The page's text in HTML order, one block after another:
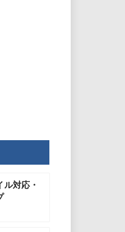
ル対応・